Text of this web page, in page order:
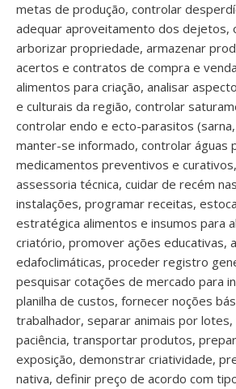
metas de produção, controlar
adequar aproveitamento dos dejetos,
arborizar propriedade, armazenar
acertos e contratos de compra e
alimentos para criação, analisar
e culturais da região, controlar
controlar endo e ecto-parasitos
manter-se informado, controlar águas
medicamentos preventivos e
assessoria técnica, cuidar de recém
instalações, programar receitas,
estratégica alimentos e insumos para
criatório, promover ações educativas,
edafoclimáticas, proceder registro
pesquisar cotações de mercado para
planilha de custos, fornecer noções
trabalhador, separar animais por
paciência, transportar produtos,
exposição, demonstrar criatividade,
nativa, definir preço de acordo com